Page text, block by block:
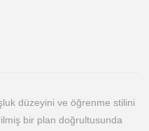
düzeyini ve öğrenme stilini
bir plan doğrultusunda